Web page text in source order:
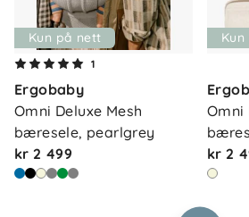
Vekt:3,2–20,4 kg
Kun på nett
1
Ergobaby
Omni Deluxe Mesh
bæresele, pearlgrey
kr 2 499
Omni
kr 2
Om oss
Våre butikker
Vårt samfunnsansvar
Jobbe i Barnas Hus
Kontakt oss
Frakt og levering
Retur og reklamasjon
Salgsbetingelser